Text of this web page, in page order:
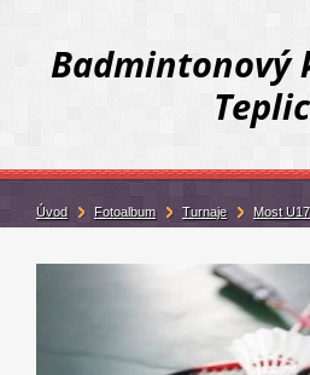
Badmintonový
Úvod Fotoalbum Turnaje Most